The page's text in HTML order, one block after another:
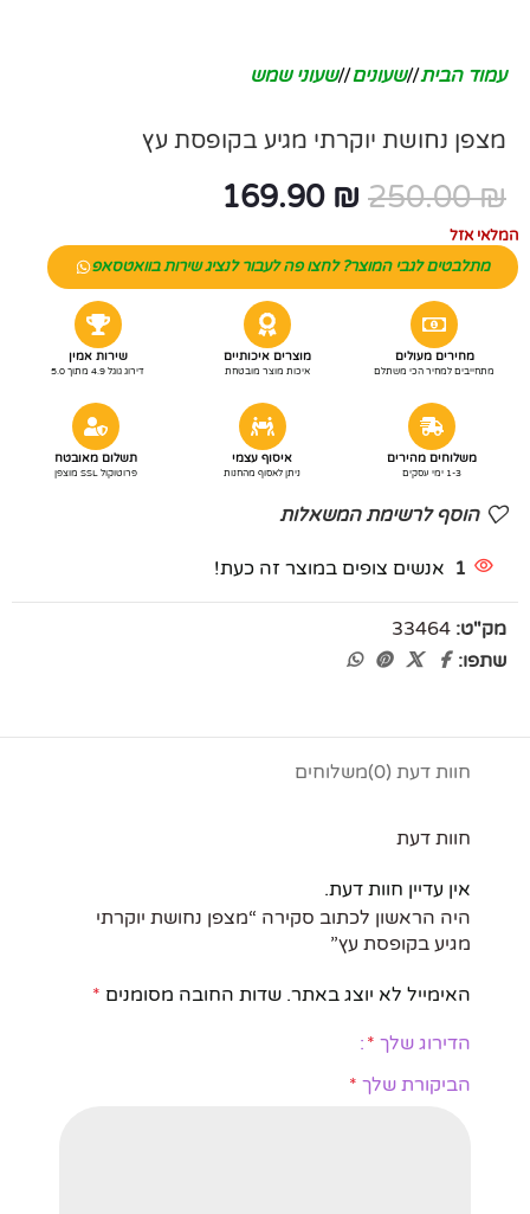
עמוד הבית/ שעונים/ שעוני שמש
מצפן נחושת יוקרתי מגיע בקופסת עץ
250.00₪
169.90 ₪
המלאי אזל
מתלבטים לגבי המוצר? לחצו פה לעבור לנציג שירות בוואטסאפ
מחירים מעולים
מתחייבים למחיר הכי משתלם
מוצרים איכותיים
איכות מוצר מובטחת
שירות אמין
דירוג גוגל 4.9 מתוך 5.0
משלוחים מהירים
1-3 ימי עסקים
איסוף עצמי
ניתן לאסוף מהחנות
תשלום מאובטח
פרוטוקול SSL מוצפן
הוסף לרשימת המשאלות
1 אנשים צופים במוצר זה כעת!
מק"ט: 33464
שתפו:
חוות דעת (0) משלוחים
חוות דעת
אין עדיין חוות דעת.
היה הראשון לכתוב סקירה “מצפן נחושת יוקרתי
מגיע בקופסת עץ”
האימייל לא יוצג באתר. שדות החובה מסומנים *
הדירוג שלך *
הביקורת שלך *